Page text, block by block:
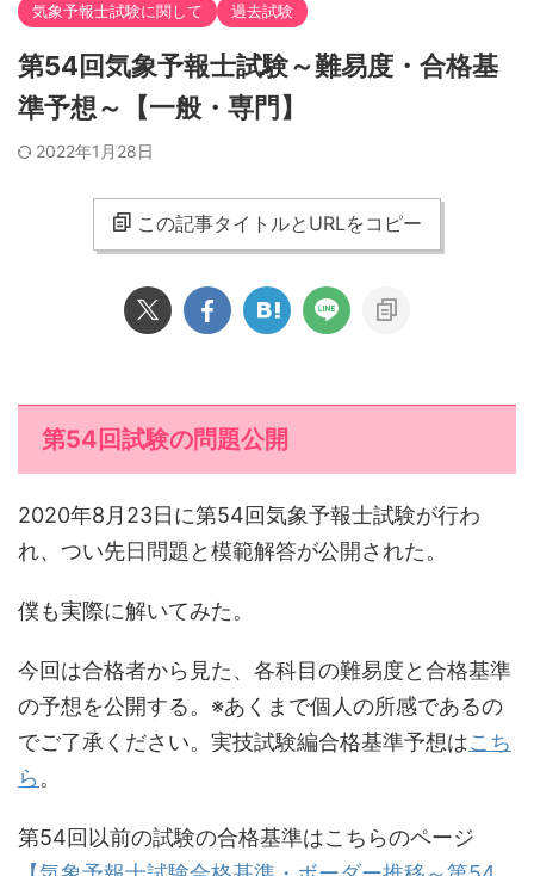
気象予報士試験に関して 過去試験
第54回気象予報士試験～難易度・合格基
準予想～【一般・専門】
2022年1月28日
この記事タイトルとURLをコピー
第54回試験の問題公開
2020年8月23日に第54回気象予報士試験が行わ
れ、つい先日問題と模範解答が公開された。
僕も実際に解いてみた。
今回は合格者から見た、各科目の難易度と合格基準
の予想を公開する。※あくまで個人の所感であるの
でご了承ください。実技試験編合格基準予想はこち
ら。
第54回以前の試験の合格基準はこちらのページ